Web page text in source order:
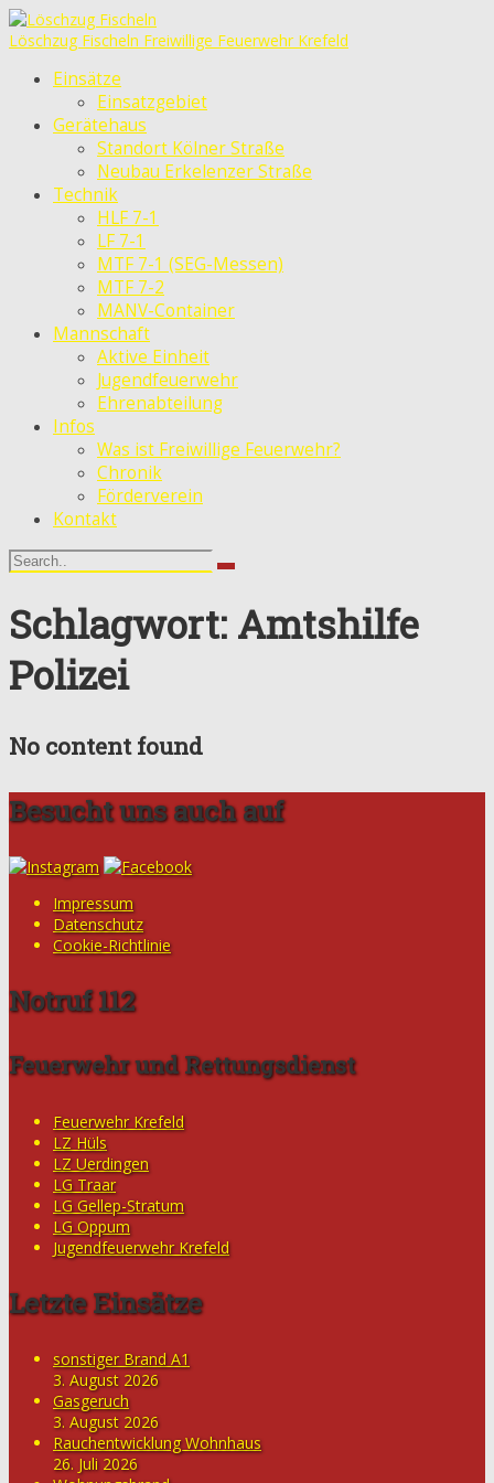
Löschzug Fischeln Freiwillige Feuerwehr Krefeld
Einsätze
Einsatzgebiet
Gerätehaus
Standort Kölner Straße
Neubau Erkelenzer Straße
Technik
HLF 7-1
LF 7-1
MTF 7-1 (SEG-Messen)
MTF 7-2
MANV-Container
Mannschaft
Aktive Einheit
Jugendfeuerwehr
Ehrenabteilung
Infos
Was ist Freiwillige Feuerwehr?
Chronik
Förderverein
Kontakt
Schlagwort: Amtshilfe
Polizei
No content found
Besucht uns auch auf
Impressum
Datenschutz
Cookie-Richtlinie
Notruf 112
Feuerwehr und Rettungsdienst
Feuerwehr Krefeld
LZ Hüls
LZ Uerdingen
LG Traar
LG Gellep-Stratum
LG Oppum
Jugendfeuerwehr Krefeld
Letzte Einsätze
sonstiger Brand A1
3. August 2026
Gasgeruch
3. August 2026
Rauchentwicklung Wohnhaus
26. Juli 2026